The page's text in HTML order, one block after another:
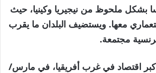
بشكل ملحوظ من نيجيريا وكينيا، حيث
معها. ويستضيف البلدان ما يقرب
أكبر اقتصاد في غرب أفريقيا، في مارس/